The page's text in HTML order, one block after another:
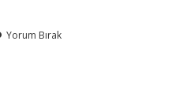
Yorum Bırak